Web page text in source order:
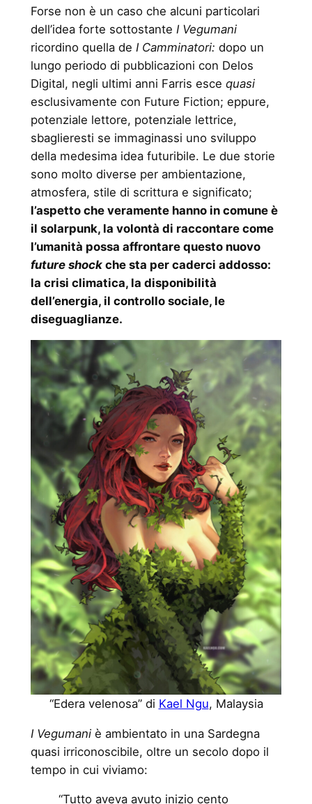
Forse non è un caso che alcuni particolari
dell’idea forte sottostante I Vegumani
ricordino quella de I Camminatori: dopo un
lungo periodo di pubblicazioni con Delos
Digital, negli ultimi anni Farris esce quasi
esclusivamente con Future Fiction; eppure,
potenziale lettore, potenziale lettrice,
sbaglieresti se immaginassi uno sviluppo
della medesima idea futuribile. Le due storie
sono molto diverse per ambientazione,
atmosfera, stile di scrittura e significato;
l’aspetto che veramente hanno in comune è
il solarpunk, la volontà di raccontare come
l’umanità possa affrontare questo nuovo
future shockche sta per caderci addosso:
la crisi climatica, la disponibilità
dell’energia, il controllo sociale, le
diseguaglianze.
“Edera velenosa” di Kael Ngu, Malaysia
I Vegumaniè ambientato in una Sardegna
quasi irriconoscibile, oltre un secolo dopo il
tempo in cui viviamo:
“Tutto aveva avuto inizio cento